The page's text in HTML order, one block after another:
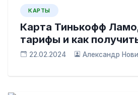
КАРТЫ
Карта Тинькофф
тарифы и как
22.02.2024 Александр